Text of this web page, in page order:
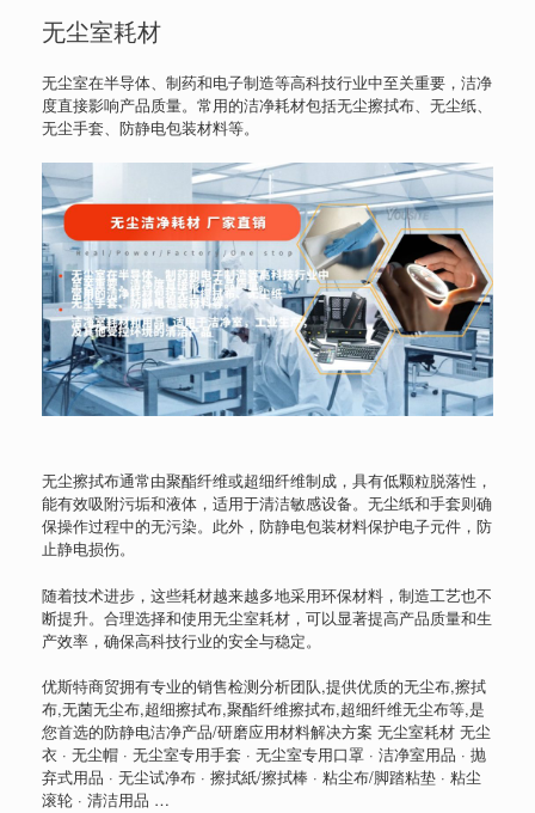
无尘室耗材
无尘室在半导体、制药和电子制造等高科技行业中至关重要，洁净
度直接影响产品质量。常用的洁净耗材包括无尘擦拭布、无尘纸、
无尘手套、防静电包装材料等。
无尘擦拭布通常由聚酯纤维或超细纤维制成，具有低颗粒脱落性，
能有效吸附污垢和液体，适用于清洁敏感设备。无尘纸和手套则确
保操作过程中的无污染。此外，防静电包装材料保护电子元件，防
止静电损伤。
随着技术进步，这些耗材越来越多地采用环保材料，制造工艺也不
断提升。合理选择和使用无尘室耗材，可以显著提高产品质量和生
产效率，确保高科技行业的安全与稳定。
优斯特商贸拥有专业的销售检测分析团队,提供优质的无尘布,擦拭
布,无菌无尘布,超细擦拭布,聚酯纤维擦拭布,超细纤维无尘布等,是
您首选的防静电洁净产品/研磨应用材料解决方案 无尘室耗材 无尘
衣 · 无尘帽 · 无尘室专用手套 · 无尘室专用口罩 · 洁净室用品 · 抛
弃式用品 · 无尘试净布 · 擦拭紙/擦拭棒 · 粘尘布/脚踏粘垫 · 粘尘
滚轮 · 清洁用品 …